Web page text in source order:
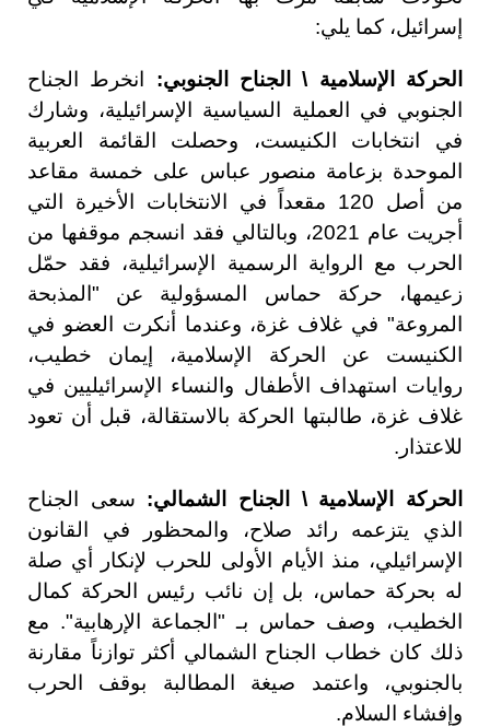
إسرائيل، كما يلي:
الحركة الإسلامية \ الجناح الجنوبي:
انخرط الجناح
الجنوبي في العملية السياسية الإسرائيلية، وشارك
في انتخابات الكنيست، وحصلت القائمة العربية
الموحدة بزعامة منصور عباس على خمسة مقاعد
من أصل 120 مقعداً في الانتخابات الأخيرة التي
أجريت عام 2021، وبالتالي فقد انسجم موقفها من
الحرب مع الرواية الرسمية الإسرائيلية، فقد حمّل
زعيمها، حركة حماس المسؤولية عن "المذبحة
المروعة" في غلاف غزة، وعندما أنكرت العضو في
الكنيست عن الحركة الإسلامية، إيمان خطيب،
روايات استهداف الأطفال والنساء الإسرائيليين في
غلاف غزة، طالبتها الحركة بالاستقالة، قبل أن تعود
للاعتذار.
الحركة الإسلامية \ الجناح الشمالي: سعى الجناح
الذي يتزعمه رائد صلاح، والمحظور في القانون
الإسرائيلي، منذ الأيام الأولى للحرب لإنكار أي صلة
له بحركة حماس، بل إن نائب رئيس الحركة كمال
الخطيب، وصف حماس بـ "الجماعة الإرهابية". مع
ذلك كان خطاب الجناح الشمالي أكثر توازناً مقارنة
بالجنوبي، واعتمد صيغة المطالبة بوقف الحرب
وإفشاء السلام.